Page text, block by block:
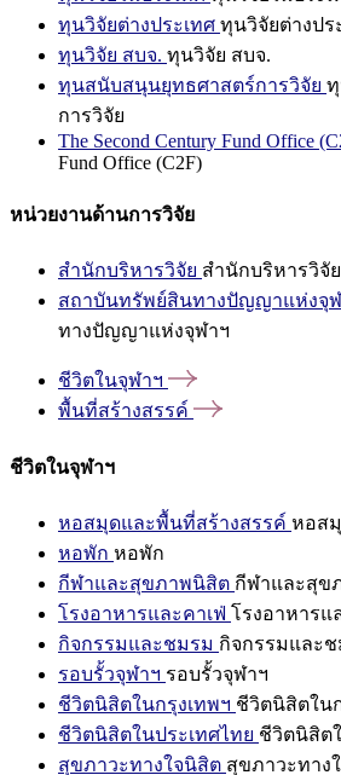
ทุนวิจัยต่างประเทศ ทุนวิจัยต่างปร
ทุนวิจัย สบจ. ทุนวิจัย สบจ.
ทุนสนับสนุนยุทธศาสตร์การวิจัย
การวิจัย
The Second Century Fund Office
Fund Office (C2F)
หน่วยงานด้านการวิจัย
สำนักบริหารวิจัย สำนักบริหารวิจัย
สถาบันทรัพย์สินทางปัญญาแห่งจุ
ทางปัญญาแห่งจุฬาฯ
ชีวิตในจุฬาฯ
พื้นที่สร้างสรรค์
ชีวิตในจุฬาฯ
หอสมุดและพื้นที่สร้างสรรค์ หอส
หอพัก หอพัก
กีฬาและสุขภาพนิสิต กีฬาและสุข
โรงอาหารและคาเฟ่ โรงอาหารแ
กิจกรรมและชมรม กิจกรรมและ
รอบรั้วจุฬาฯ รอบรั้วจุฬาฯ
ชีวิตนิสิตในกรุงเทพฯ ชีวิตนิสิตใน
ชีวิตนิสิตในประเทศไทย ชีวิตนิสิต
สุขภาวะทางใจนิสิต สุขภาวะทาง